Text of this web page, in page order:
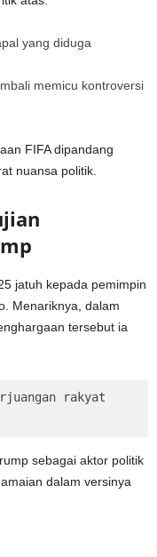
yang diduga
memicu kontroversi
FIFA dipandang
nuansa politik.
jatuh kepada pemimpin
Menariknya, dalam
tersebut ia
rakyat
sebagai aktor politik
dalam versinya